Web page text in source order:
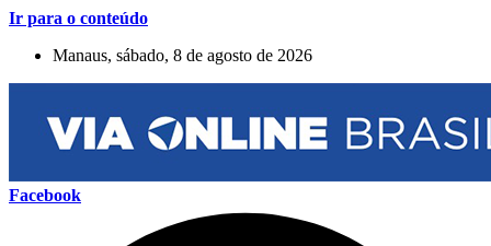
Ir para o conteúdo
Manaus, sábado, 8 de agosto de 2026
Facebook